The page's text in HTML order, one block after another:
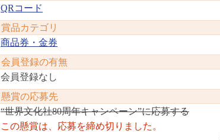
QRコード
賞品カテゴリ
商品券・金券
会員登録の有無
会員登録なし
懸賞の応募先
“世界文化社80周年キャンペーン”に応募する
この懸賞は、応募を締め切りました。